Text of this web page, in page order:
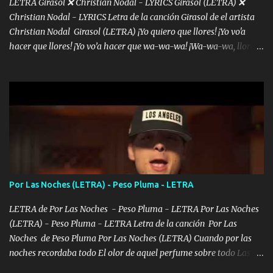
LETRA Girasol ❌ Christian Nodal - LYRICS Girasol (LETRA) ❌
Christian Nodal - LYRICS Letra de la canción Girasol de el artista
Christian Nodal Girasol (LETRA) ¡Yo quiero que llores! ¡Yo vo'a
hacer que llores! ¡Yo vo’a hacer que wa-wa-wa! ¡Wa-wa-wa, llores!
intentas rimar Pobre payaso que usa a todo el mundo pa' conectar
con la gente Dices "Latino Gang" pero pisas a to'a tu gente Pa’ dar
mensajes, m'ijo, hay quе ser coherentеs Si tú no eres artista, al
menos se prudente Hoy me sabe a mierda, traigo un Balvin en los
dientes Por falta de empatía le toca ser resiliente ¿Acaso eres
consciente de los followers que mueves? Parcerito, abre los ojos y
ve el poder que tienes Otro chiste malo son los nombres de tus
álbum's "José, vibras colores con la energía del diablo " ¿Si ...
Por Las Noches (LETRA) - Peso Pluma - LETRA
LETRA de Por Las Noches - Peso Pluma - LETRA Por Las Noches
(LETRA) - Peso Pluma - LETRA Letra de la canción Por Las
Noches de Peso Pluma Por Las Noches (LETRA) Cuando por las
noches recordaba todo El olor de aquel perfume sobre todo Las